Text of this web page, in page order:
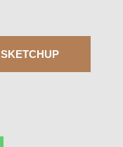
SKETCHUP